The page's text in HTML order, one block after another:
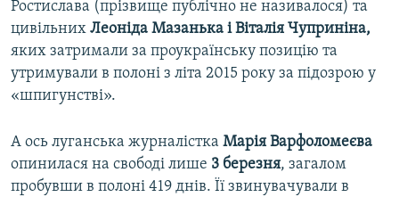
Ростислава (прізвище публічно не називалося) та
цивільних Леоніда Мазанька і Віталія Чуприніна,
яких затримали за проукраїнську позицію та
утримували в полоні з літа 2015 року за підозрою у
«шпигунстві».
А ось луганська журналістка Марія Варфоломеєва
опинилася на свободі лише 3 березня, загалом
пробувши в полоні 419 днів. Її звинувачували в